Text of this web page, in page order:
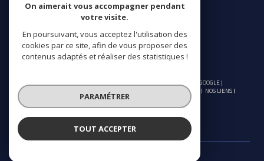
Avis
CLIENTS
© 2026 | TOUS DROITS RÉSERVÉS | TRADUCTION POWERED BY GOOGLE |
PLAN DU SITE ADMIN NOS LIENS
POLITIQUE RGPD
On aimerait vous accompagner pendant
votre visite.
En poursuivant, vous acceptez l'utilisation des
cookies par ce site, afin de vous proposer des
contenus adaptés et réaliser des statistiques !
PARAMÉTRER
TOUT ACCEPTER